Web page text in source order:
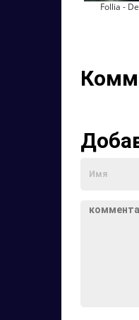
Follia -